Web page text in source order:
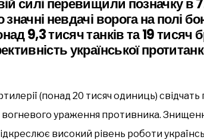
значні невдачі ворога на полі
9,3 тисяч танків та 19
української
(понад 20 тисяч одиниць)
вогневого ураження противника.
високий рівень роботи